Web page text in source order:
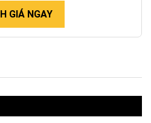
GIÁ NGAY